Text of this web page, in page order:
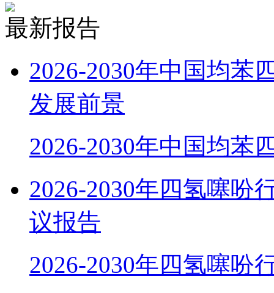
最新报告
2026-2030年中国均苯
发展前景
2026-2030年中国均苯
2026-2030年四氢噻吩
议报告
2026-2030年四氢噻吩